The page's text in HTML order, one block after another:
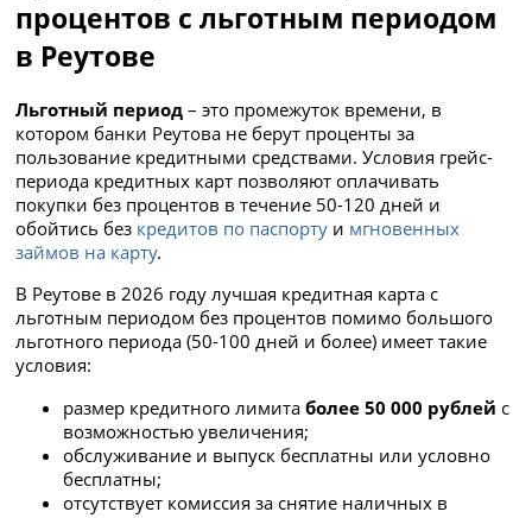
процентов с льготным периодом
в Реутове
Льготный период – это промежуток времени, в
котором банки Реутова не берут проценты за
пользование кредитными средствами. Условия грейс-
периода кредитных карт позволяют оплачивать
покупки без процентов в течение 50-120 дней и
обойтись без кредитов по паспорту и мгновенных
займов на карту.
В Реутове в 2026 году лучшая кредитная карта с
льготным периодом без процентов помимо большого
льготного периода (50-100 дней и более) имеет такие
условия:
размер кредитного лимитаболее 50 000 рублей с
возможностью увеличения;
обслуживание и выпуск бесплатны или условно
бесплатны;
отсутствует комиссия за снятие наличных в